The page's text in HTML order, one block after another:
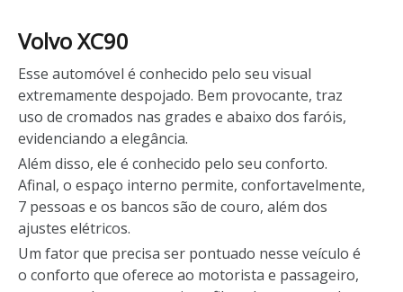
Volvo XC90
Esse automóvel é conhecido pelo seu visual
extremamente despojado. Bem provocante, traz
uso de cromados nas grades e abaixo dos faróis,
evidenciando a elegância.
Além disso, ele é conhecido pelo seu conforto.
Afinal, o espaço interno permite, confortavelmente,
7 pessoas e os bancos são de couro, além dos
ajustes elétricos.
Um fator que precisa ser pontuado nesse veículo é
o conforto que oferece ao motorista e passageiro,